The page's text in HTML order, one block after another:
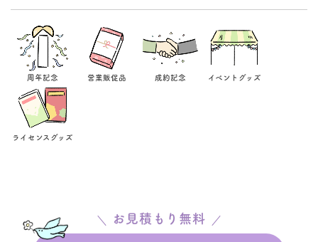
周年記念 営業販促品 成約記念 イベントグッズ
ライセンスグッズ
お見積もり無料